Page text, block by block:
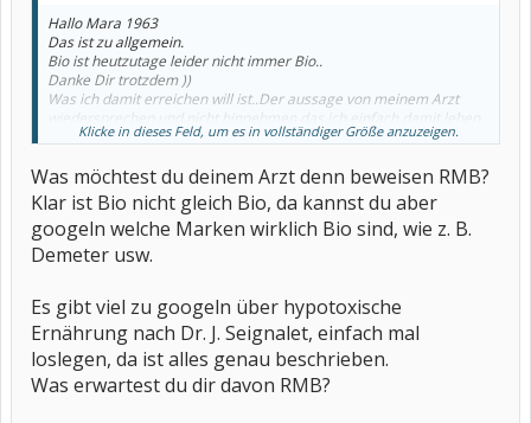
Hallo Mara 1963
Das ist zu allgemein.
Bio ist heutzutage leider nicht immer Bio..
Danke Dir trotzdem ))
Was ich damit erreichen will ist..Der aussage von meinem Arzt
wiedersprechen und nicht hinnehmen das ich einfach damit leben
muss.Klicke in dieses Feld, um es in vollständiger Größe anzuzeigen.
Was möchtest du deinem Arzt denn beweisen RMB?
Klar ist Bio nicht gleich Bio, da kannst du aber
googeln welche Marken wirklich Bio sind, wie z. B.
Demeter usw.
Es gibt viel zu googeln über hypotoxische
Ernährung nach Dr. J. Seignalet, einfach mal
loslegen, da ist alles genau beschrieben.
Was erwartest du dir davon RMB?